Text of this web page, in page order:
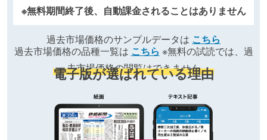
※無料期間終了後、自動課金されることはありません
過去市場価格のサンプルデータは こちら
過去市場価格の品種一覧は こちら ※無料の試読では、過
去市場価格の閲覧はできません
電子版が選ばれている理由